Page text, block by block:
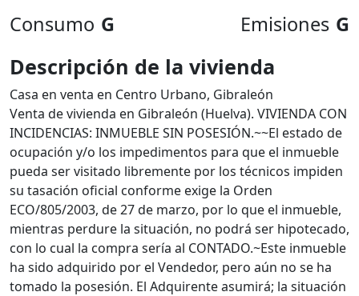
Consumo G Emisiones G
Descripción de la vivienda
Casa en venta en Centro Urbano, Gibraleón
Venta de vivienda en Gibraleón (Huelva). VIVIENDA CON
INCIDENCIAS: INMUEBLE SIN POSESIÓN.~~El estado de
ocupación y/o los impedimentos para que el inmueble
pueda ser visitado libremente por los técnicos impiden
su tasación oficial conforme exige la Orden
ECO/805/2003, de 27 de marzo, por lo que el inmueble,
mientras perdure la situación, no podrá ser hipotecado,
con lo cual la compra sería al CONTADO.~Este inmueble
ha sido adquirido por el Vendedor, pero aún no se ha
tomado la posesión. El Adquirente asumirá; la situación